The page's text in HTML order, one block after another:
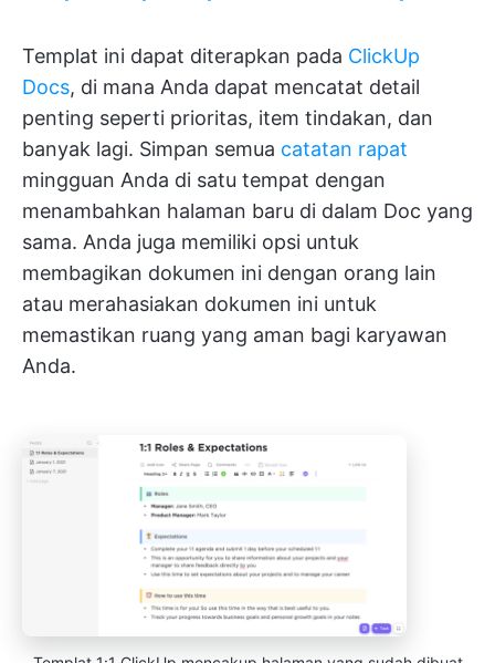
Templat ini dapat diterapkan pada ClickUp
Docs, di mana Anda dapat mencatat detail
penting seperti prioritas, item tindakan, dan
banyak lagi. Simpan semua catatan rapat
mingguan Anda di satu tempat dengan
menambahkan halaman baru di dalam Doc yang
sama. Anda juga memiliki opsi untuk
membagikan dokumen ini dengan orang lain
atau merahasiakan dokumen ini untuk
memastikan ruang yang aman bagi karyawan
Anda.